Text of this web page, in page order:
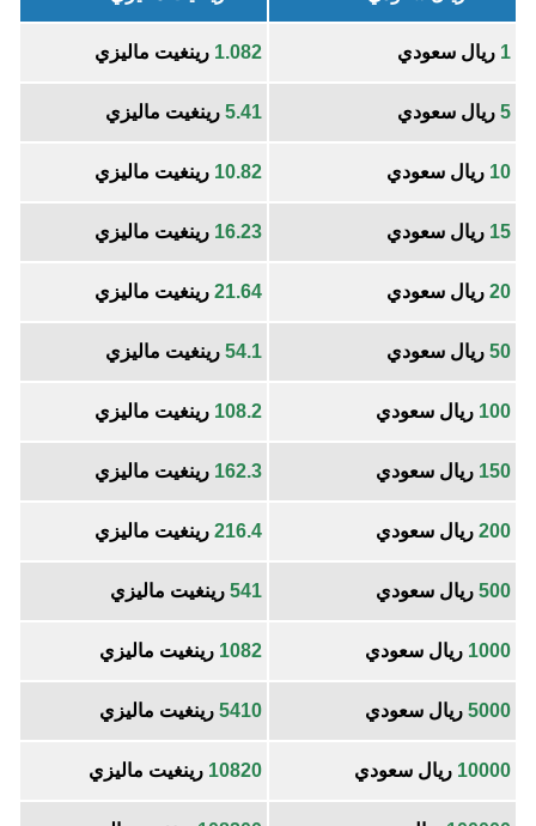
1 ريال سعودي 1.082 رينغيت ماليزي
5 ريال سعودي 5.41 رينغيت ماليزي
10 ريال سعودي 10.82 رينغيت ماليزي
15 ريال سعودي 16.23 رينغيت ماليزي
20 ريال سعودي 21.64 رينغيت ماليزي
50 ريال سعودي 54.1 رينغيت ماليزي
100 ريال سعودي 108.2 رينغيت ماليزي
150 ريال سعودي 162.3 رينغيت ماليزي
200 ريال سعودي 216.4 رينغيت ماليزي
500 ريال سعودي 541 رينغيت ماليزي
1000 ريال سعودي 1082 رينغيت ماليزي
5000 ريال سعودي 5410 رينغيت ماليزي
10000 ريال سعودي 10820 رينغيت ماليزي